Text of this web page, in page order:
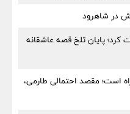
در شاهرود
پایان تلخ قصه عاشقانه
است؛ مقصد احتمالی طارمی،